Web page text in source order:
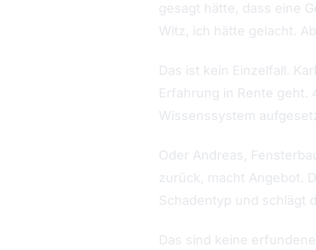
gesagt hätte, dass eine
Witz, ich hätte gelacht.
Das ist kein Einzelfall.
Erfahrung in Rente geht.
Wissenssystem
Oder Andreas,
zurück, macht Angebot.
Schadentyp und schlägt
Das sind keine